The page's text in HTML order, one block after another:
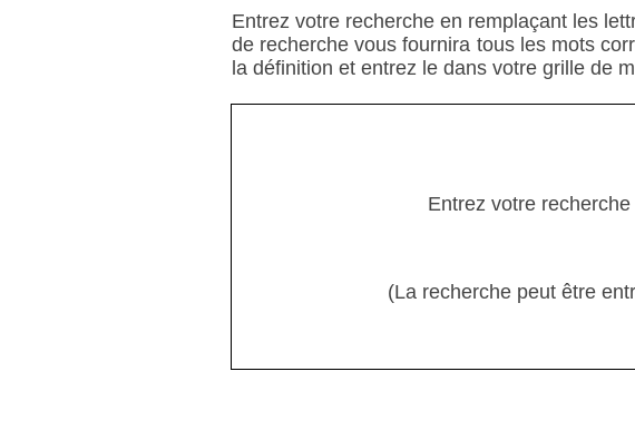
Entrez votre recherche en remplaçant les
de recherche vous fournira tous les mots
la définition et entrez le dans votre grille de
Entrez votre recherche
(La recherche peut être